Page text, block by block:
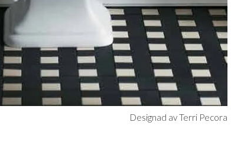
Designad av Terri Pecora